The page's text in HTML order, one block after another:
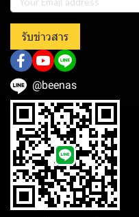
รับข่าวสาร
@beenas